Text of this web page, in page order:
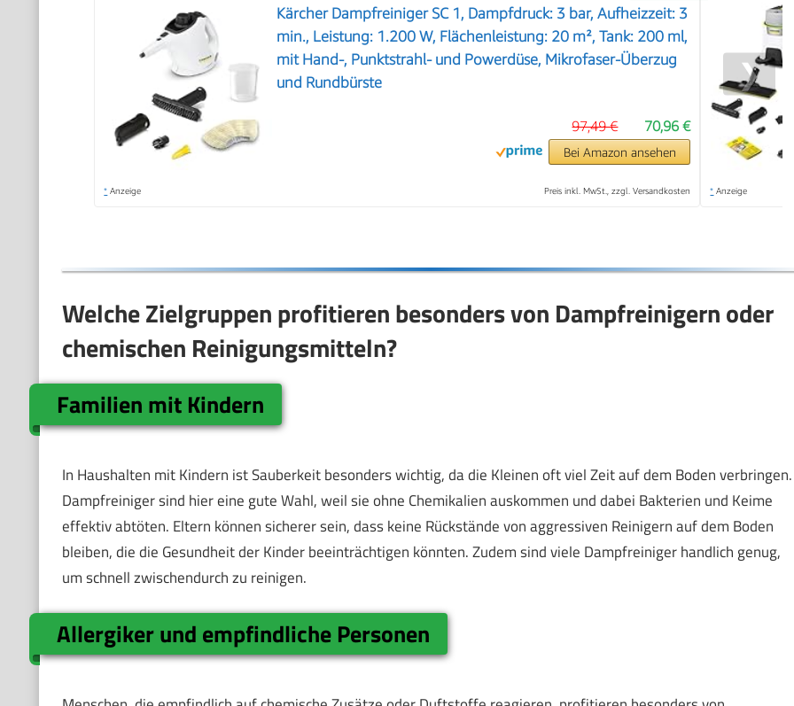
Kärcher Dampfreiniger SC 1, Dampfdruck: 3 bar, Aufheizzeit: 3
min., Leistung: 1.200 W, Flächenleistung: 20 m², Tank: 200 ml,
mit Hand-, Punktstrahl- und Powerdüse, Mikrofaser-Überzug
und Rundbürste
70,96 €
97,49 €
Bei Amazon ansehen
* Anzeige Preis inkl. MwSt., zzgl. Versandkosten * Anzeige
❯
Welche Zielgruppen profitieren besonders von Dampfreinigern oder
chemischen Reinigungsmitteln?
Familien mit Kindern
In Haushalten mit Kindern ist Sauberkeit besonders wichtig, da die Kleinen oft viel Zeit auf dem Boden verbringen.
Dampfreiniger sind hier eine gute Wahl, weil sie ohne Chemikalien auskommen und dabei Bakterien und Keime
effektiv abtöten. Eltern können sicherer sein, dass keine Rückstände von aggressiven Reinigern auf dem Boden
bleiben, die die Gesundheit der Kinder beeinträchtigen könnten. Zudem sind viele Dampfreiniger handlich genug,
um schnell zwischendurch zu reinigen.
Allergiker und empfindliche Personen